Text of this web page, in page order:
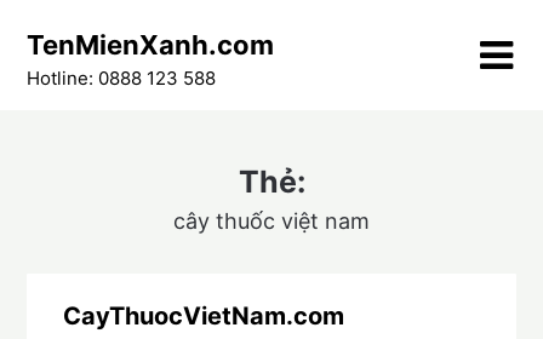
content
TenMienXanh.com
Hotline: 0888 123 588
Thẻ:
cây thuốc việt nam
CayThuocVietNam.com